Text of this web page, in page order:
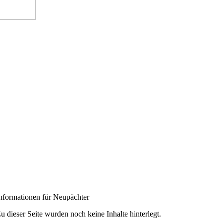
für Neupächter
dieser Seite wurden noch keine Inhalte hinterlegt.